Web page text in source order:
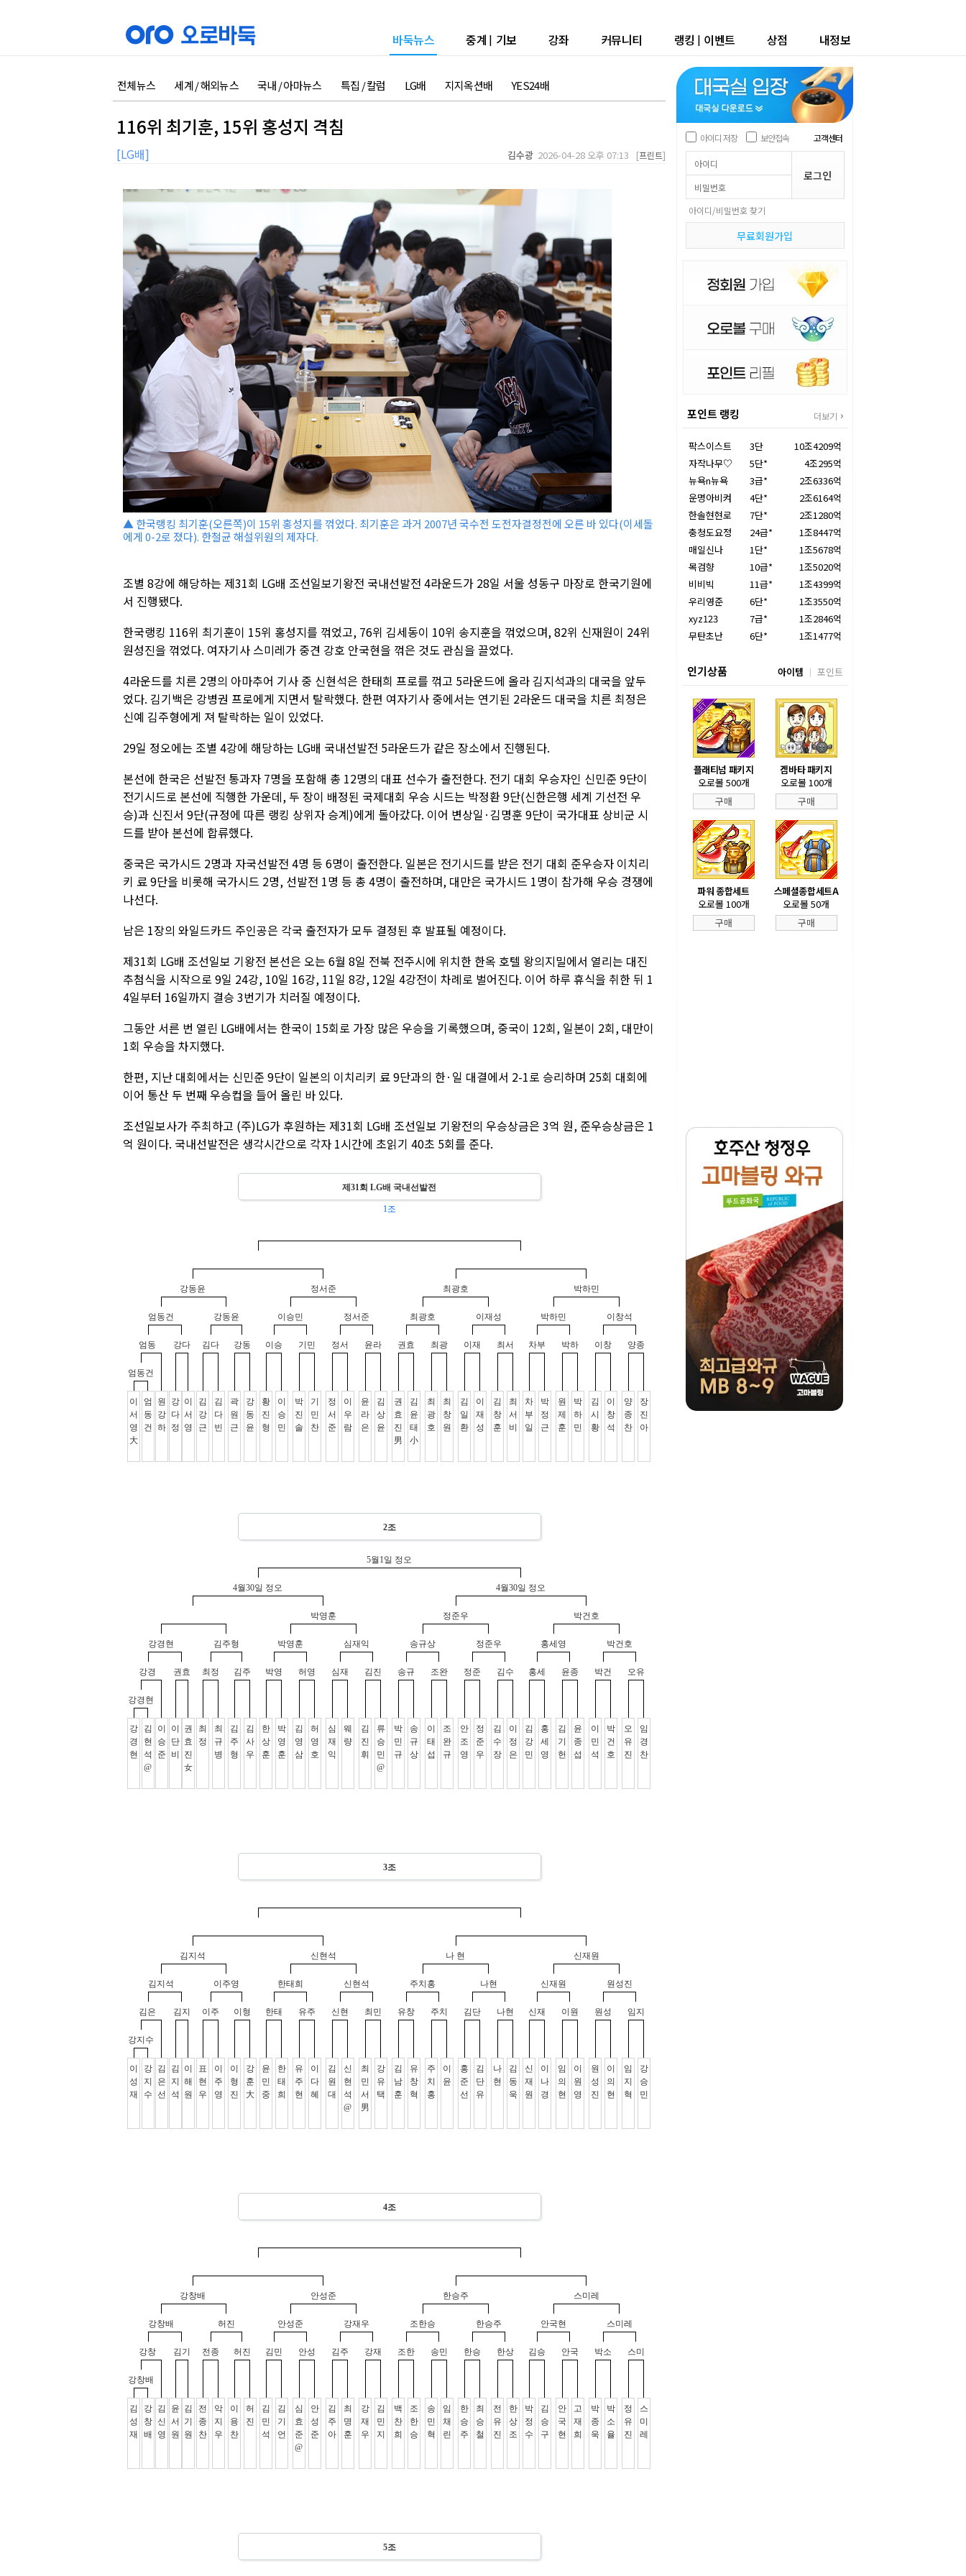
바둑뉴스 중계 | 기보 강좌 커뮤니티 랭킹 | 이벤트 상점 내정보
전체뉴스 세계 / 해외뉴스 국내 / 아마뉴스 특집 / 칼럼 LG배 지지옥션배 YES24배
116위 최기훈, 15위 홍성지 격침
[LG배] 김수광 2026-04-28 오후 07:13 [프린트]
▲ 한국랭킹 최기훈(오른쪽)이 15위 홍성지를 꺾었다. 최기훈은 과거 2007년 국수전 도전자결정전에 오른 바 있다(이세돌
에게 0-2로 졌다). 한철균 해설위원의 제자다.
조별 8강에 해당하는 제31회 LG배 조선일보기왕전 국내선발전 4라운드가 28일 서울 성동구 마장로 한국기원에
서 진행됐다.
한국랭킹 116위 최기훈이 15위 홍성지를 꺾었고, 76위 김세동이 10위 송지훈을 꺾었으며, 82위 신재원이 24위
원성진을 꺾었다. 여자기사 스미레가 중견 강호 안국현을 꺾은 것도 관심을 끌었다.
4라운드를 치른 2명의 아마추어 기사 중 신현석은 한태희 프로를 꺾고 5라운드에 올라 김지석과의 대국을 앞두
었다. 김기백은 강병권 프로에게 지면서 탈락했다. 한편 여자기사 중에서는 연기된 2라운드 대국을 치른 최정은
신예 김주형에게 져 탈락하는 일이 있었다.
29일 정오에는 조별 4강에 해당하는 LG배 국내선발전 5라운드가 같은 장소에서 진행된다.
본선에 한국은 선발전 통과자 7명을 포함해 총 12명의 대표 선수가 출전한다. 전기 대회 우승자인 신민준 9단이
전기시드로 본선에 직행한 가운데, 두 장이 배정된 국제대회 우승 시드는 박정환 9단(신한은행 세계 기선전 우
승)과 신진서 9단(규정에 따른 랭킹 상위자 승계)에게 돌아갔다. 이어 변상일·김명훈 9단이 국가대표 상비군 시
드를 받아 본선에 합류했다.
중국은 국가시드 2명과 자국선발전 4명 등 6명이 출전한다. 일본은 전기시드를 받은 전기 대회 준우승자 이치리
키 료 9단을 비롯해 국가시드 2명, 선발전 1명 등 총 4명이 출전하며, 대만은 국가시드 1명이 참가해 우승 경쟁에
나선다.
남은 1장의 와일드카드 주인공은 각국 출전자가 모두 결정된 후 발표될 예정이다.
제31회 LG배 조선일보 기왕전 본선은 오는 6월 8일 전북 전주시에 위치한 한옥 호텔 왕의지밀에서 열리는 대진
추첨식을 시작으로 9일 24강, 10일 16강, 11일 8강, 12일 4강전이 차례로 벌어진다. 이어 하루 휴식을 취한 뒤 1
4일부터 16일까지 결승 3번기가 치러질 예정이다.
그동안 서른 번 열린 LG배에서는 한국이 15회로 가장 많은 우승을 기록했으며, 중국이 12회, 일본이 2회, 대만이
1회 우승을 차지했다.
한편, 지난 대회에서는 신민준 9단이 일본의 이치리키 료 9단과의 한·일 대결에서 2-1로 승리하며 25회 대회에
이어 통산 두 번째 우승컵을 들어 올린 바 있다.
조선일보사가 주최하고 (주)LG가 후원하는 제31회 LG배 조선일보 기왕전의 우승상금은 3억 원, 준우승상금은 1
억 원이다. 국내선발전은 생각시간으로 각자 1시간에 초읽기 40초 5회를 준다.
아이디 저장 보안접속 고객센터
아이디/비밀번호 찾기
무료회원가입
포인트 랭킹 더보기
팍스이스트 3단
10조4209억
자작나무♡
5단*
4조295억
뉴욕n뉴욕
3급*
2조6336억
운명아비켜
4단*
2조6164억
한솔현현로
7단*
2조1280억
충청도요정
24급*
1조8447억
매일신나
1단*
1조5678억
목검향
10급*
1조5020억
비비빅
11급*
1조4399억
우리영준
6단*
1조3550억
xyz123
7급*
1조2846억
무탄초난
6단* 1조1477억
인기상품 아이템 포인트
플래티넘 패키지
오로볼 500개
구매
겜바타 패키지
오로볼 100개
구매
파워 종합세트
오로볼 100개
구매
스페셜종합세트A
오로볼 50개
구매